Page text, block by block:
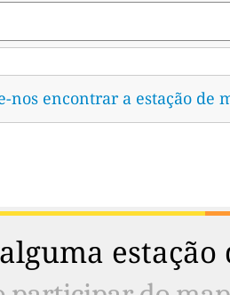
nos encontrar a estação